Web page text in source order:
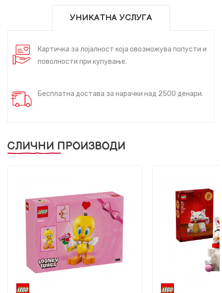
УНИКАТНА УСЛУГА
Картичка за лојалност која овозможува попусти и
поволности при купување.
Бесплатна достава за нарачки над 2500 денари.
СЛИЧНИ ПРОИЗВОДИ